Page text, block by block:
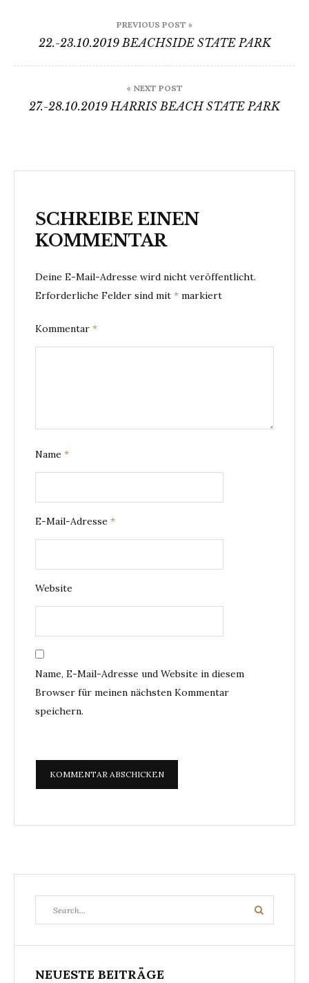
PREVIOUS POST »
22.-23.10.2019 BEACHSIDE STATE PARK
« NEXT POST
27.-28.10.2019 HARRIS BEACH STATE PARK
SCHREIBE EINEN
KOMMENTAR
Deine E-Mail-Adresse wird nicht veröffentlicht.
Erforderliche Felder sind mit * markiert
Kommentar *
Name *
E-Mail-Adresse *
Website
Name, E-Mail-Adresse und Website in diesem
Browser für meinen nächsten Kommentar
speichern.
for:
Search
NEUESTE BEITRÄGE